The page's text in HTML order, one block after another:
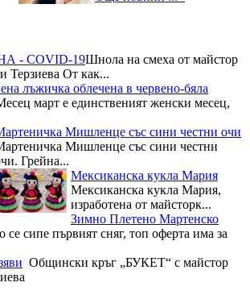
- COVID-19Шнола на смеха от майстор
Терзиева От как...
лъжичка облечена в червено-бяла
март е единственият женски месец,
Мишленце със сини честни очи
Мишленце със сини честни
Грейна...
Мексиканска кукла Мария
Мексиканска кукла Мария,
изработена от майсторк...
Зимно Плетено Мартенско
се сипе първият сняг, топ оферта има за
Общински кръг „БУКЕТ“ с майстор